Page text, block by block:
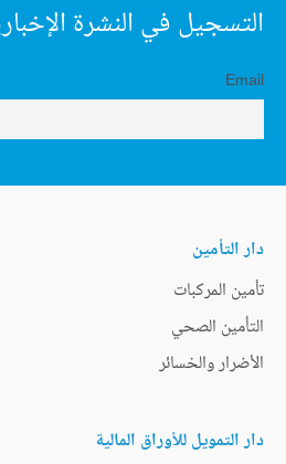
التسجيل في النشرة الإخبارية
Email
دار التأمين
تأمين المركبات
التأمين الصحي
الأضرار والخسائر
دار التمويل للأوراق المالية